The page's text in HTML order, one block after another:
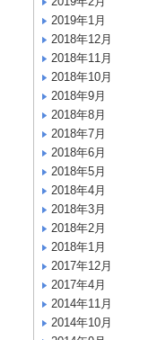
2019年1月
2018年12月
2018年11月
2018年10月
2018年9月
2018年8月
2018年7月
2018年6月
2018年5月
2018年4月
2018年3月
2018年2月
2018年1月
2017年12月
2017年4月
2014年11月
2014年10月